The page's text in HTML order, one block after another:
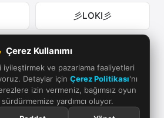
Çerez Kullanımı
iyileştirmek ve pazarlama faaliyetleri
Detaylar için Çerez Politikası'nı
izin vermeniz, bağımsız oyun
yardımcı oluyor.
彡LOKI彡
★TITAN★